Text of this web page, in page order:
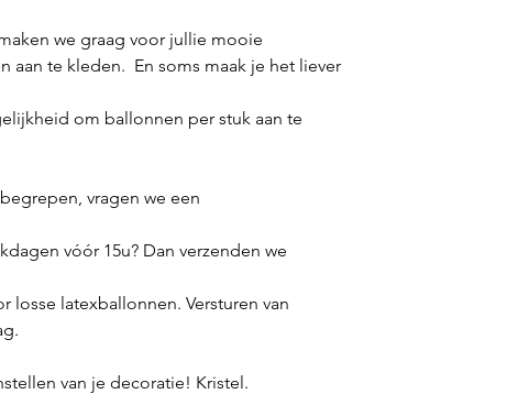
we graag voor jullie mooie
aan te kleden. En soms maak je het liever
om ballonnen per stuk aan te
vragen we een
vóór 15u? Dan verzenden we
losse latexballonnen. Versturen van
van je decoratie! Kristel.